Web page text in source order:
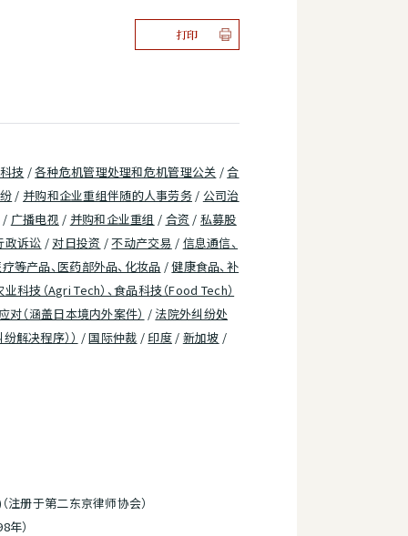
打印
技 /各种危机管理处理和危机管理公关 /合
/ 并购和企业重组伴随的人事劳务/ 公司治
/ 广播电视 / 并购和企业重组 / 合资 / 私募股
政诉讼 / 对日投资 /不动产交易 / 信息通信、
等产品、医药部外品、化妆品 /健康食品、补
业科技（Agri Tech）、食品科技（Food Tech）
（涵盖日本境内外案件） / 法院外纠纷处
解决程序）） /国际仲裁 / 印度/ 新加坡 /
注册于第二东京律师协会）
年）